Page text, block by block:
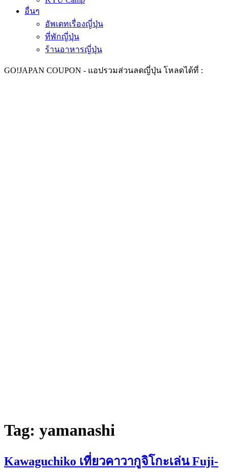
อื่นๆ
อัพเดทเรื่องญี่ปุ่น
ที่พักญี่ปุ่น
ร้านอาหารญี่ปุ่น
GO!JAPAN COUPON - แอปรวมส่วนลดญี่ปุ่น ​ โหลดได้ที่ :
Tag: yamanashi
Kawaguchiko เที่ยวคาวากูจิโกะเล่น Fuji-